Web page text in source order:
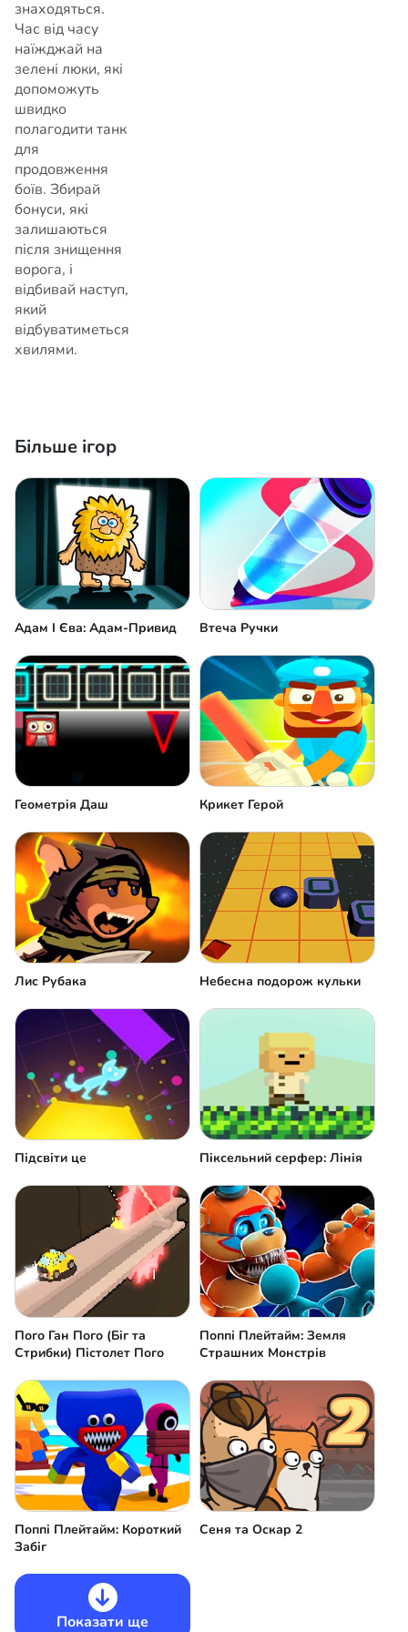
знаходяться.
Час від часу
наїжджай на
зелені люки, які
допоможуть
швидко
полагодити танк
для
продовження
боїв. Збирай
бонуси, які
залишаються
після знищення
ворога, і
відбивай наступ,
який
відбуватиметься
хвилями.
Більше ігор
Адам І Єва: Адам-Привид Втеча Ручки
Геометрія Даш Крикет Герой
Лис Рубака Небесна подорож кульки
Підсвіти це Піксельний серфер: Лінія
Пого Ган Пого (Біг та
Стрибки) Пістолет Пого
Поппі Плейтайм: Земля
Страшних Монстрів
Поппі Плейтайм: Короткий
Забіг
Сеня та Оскар 2
Показати ще